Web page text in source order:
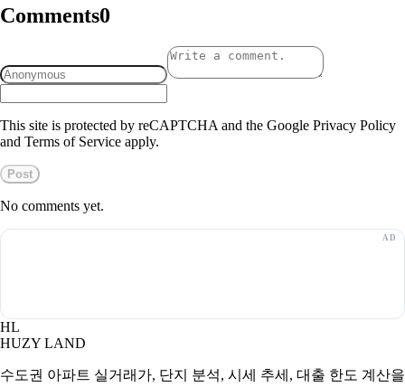
Comments0
This site is protected by reCAPTCHA and the Google Privacy Policy
and Terms of Service apply.
Post
No comments yet.
HL
HUZY LAND
수도권 아파트 실거래가, 단지 분석, 시세 추세, 대출 한도 계산을